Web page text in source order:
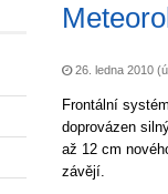
26. ledna 2010
Frontální
doprovázen
až 12 cm
závějí.